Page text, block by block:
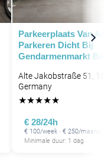
Parkeerplaats Van
Parkeren Dicht Bij
Gendarmenmarkt
Alte Jakobstraße 51,
Germany
★★★★★
€ 28/24h
€ 100/week · € 250/maand
Minimale duur: 1 dag